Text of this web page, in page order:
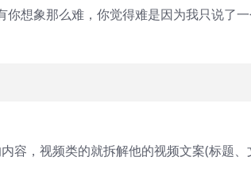
想象那么难，你觉得难是因为我只说了
容，视频类的就拆解他的视频文案(标题、